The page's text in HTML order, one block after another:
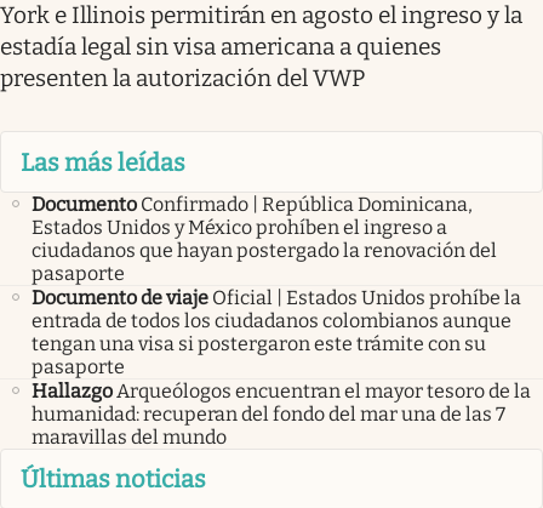
York e Illinois permitirán en agosto el ingreso y la
estadía legal sin visa americana a quienes
presenten la autorización del VWP
Las más leídas
Documento Confirmado | República Dominicana,
Estados Unidos y México prohíben el ingreso a
ciudadanos que hayan postergado la renovación del
pasaporte
Documento de viaje Oficial | Estados Unidos prohíbe la
entrada de todos los ciudadanos colombianos aunque
tengan una visa si postergaron este trámite con su
pasaporte
HallazgoArqueólogos encuentran el mayor tesoro de la
humanidad: recuperan del fondo del mar una de las 7
maravillas del mundo
Últimas noticias